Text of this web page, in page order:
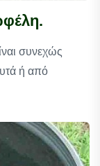
συνεχώς
ή από